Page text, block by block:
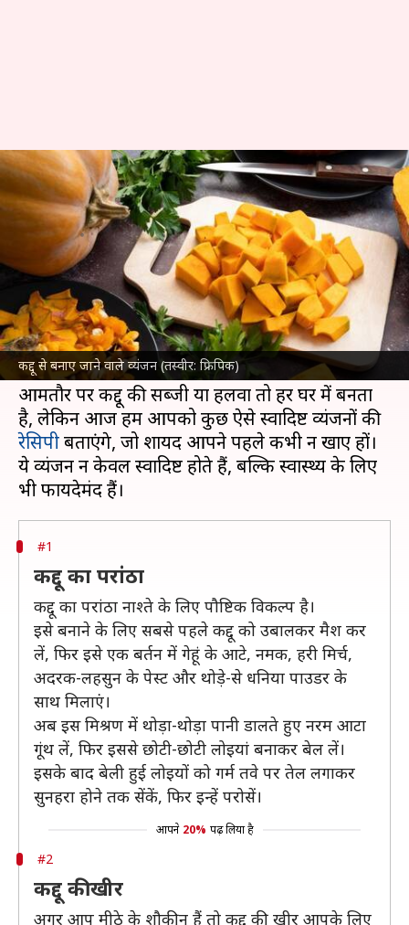
कद्दू से बनाए जाने वाले व्यंजन (तस्वीर: फ्रिपिक)
कद्दू से भी बनाए जा सकते हैं ये 5
स्वादिष्ट व्यंजन, आसान हैं रेसिपी
अंजली Sep 26, 2024 04:08 pm
क्या है खबर?
कद्दू एक ऐसी सब्जी है, जो कई पोषक तत्वों से भरपूर
होती है और इसका उपयोग कई प्रकार के व्यंजनों में किया
जा सकता है।
आमतौर पर कद्दू की सब्जी या हलवा तो हर घर में बनता
है, लेकिन आज हम आपको कुछ ऐसे स्वादिष्ट व्यंजनों की
रेसिपीबताएंगे, जो शायद आपने पहले कभी न खाए हों।
ये व्यंजन न केवल स्वादिष्ट होते हैं, बल्कि स्वास्थ्य के लिए
#1
कद्दू का परांठा
कद्दू का परांठा नाश्ते के लिए पौष्टिक विकल्प है।
इसे बनाने के लिए सबसे पहले कद्दू को उबालकर मैश कर
लें, फिर इसे एक बर्तन में गेहूं के आटे, नमक, हरी मिर्च,
अदरक-लहसुन के पेस्ट और थोड़े-से धनिया पाउडर के
साथ मिलाएं।
अब इस मिश्रण में थोड़ा-थोड़ा पानी डालते हुए नरम आटा
गूंथ लें, फिर इससे छोटी-छोटी लोइयां बनाकर बेल लें।
इसके बाद बेली हुई लोइयों को गर्म तवे पर तेल लगाकर
सुनहरा होने तक सेंकें, फिर इन्हें परोसें।
आपने 20% पढ़ लिया है
#2
कद्दू की खीर
अगर आप मीठे के शौकीन हैं तो कद्दू की खीर आपके लिए